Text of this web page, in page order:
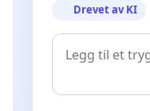
Drevet av KI